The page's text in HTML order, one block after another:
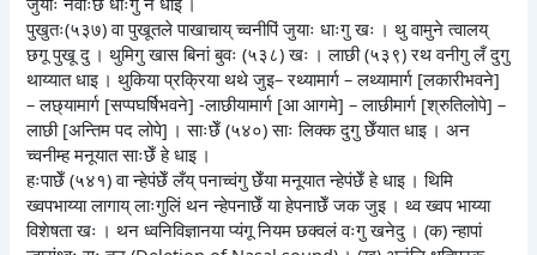
पुखुतः(५३७) वा पुखूतले पाखाचाय् च्वनीपिं जुयाः धाःगु खः । थु वामुने त्वालय्
छगू पुखू दु । थुमिगु खास बिनां बुवः (५३८) खः । लाछी (५३९) रथ वनीगु लँ दुगु
थाय्यात धाइ । थुकिया प्रक्रिया थथे जुइ– रथ्यामार्ग – लथ्यामार्ग [लकारीभवने]
– लछ्यामार्ग [सप्पघर्षिभवने] -लाछीयामार्ग [आ आगमे] – लाछीमार्ग [श्रुतिलोपे] –
लाछी [अन्तिम पद लोपे] । साःछेँ (५४०) साः लिक्क दुगु छेँयात धाइ । अन
च्वनीम्ह मनूयात साःछेँ हे धाइ ।
हःपाछेँ (५४१) वा न्हेपंछेँ लँय् पनाच्वंगु छेँया मनूयात न्हेपंछेँ हे धाइ । थिमि
ख्वपभाय्या लागाय् लाःगुलिं थन न्हेपनाछेँ या हेपनाछेँ जक जुइ । थ्व ख्वप भाय्या
विशेषता खः । थन ध्वनिविज्ञानया प्यंगू नियम छक्वलं वःगु खनेदु । (क) न्हापां